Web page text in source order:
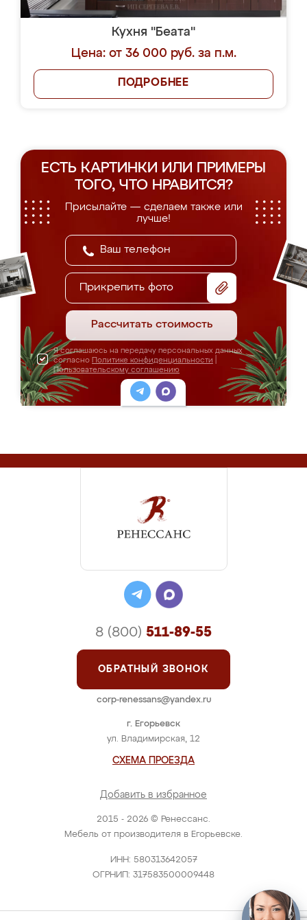
Кухня "Беата"
Цена: от 36 000 руб. за п.м.
ПОДРОБНЕЕ
ЕСТЬ КАРТИНКИ ИЛИ ПРИМЕРЫ
ТОГО, ЧТО НРАВИТСЯ?
Присылайте — сделаем также или
лучше!
Прикрепить фото
Рассчитать стоимость
Я соглашаюсь на передачу персональных данных
согласно Политике конфиденциальности
Пользовательскому соглашению
2015 - 2026 © Ренессанс.
Мебель от производителя в Егорьевске.
ИНН: 580313642057
ОГРНИП: 317583500009448
г. Егорьевск
ул. Владимирская, 12
СХЕМА ПРОЕЗДА
Добавить в избранное
8 (800) 511-89-55
ОБРАТНЫЙ ЗВОНОК
corp-renessans@yandex.ru